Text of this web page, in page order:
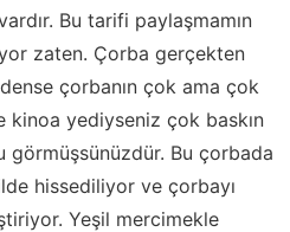
Bu tarifi paylaşmamın
zaten. Çorba gerçekten
çorbanın çok ama çok
kinoa yediyseniz çok baskın
görmüşsünüzdür. Bu çorbada
hissediliyor ve çorbayı
Yeşil mercimekle